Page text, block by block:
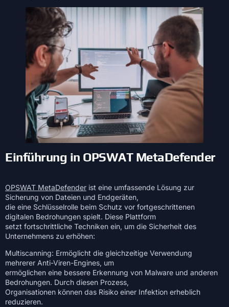
Einführung in OPSWAT MetaDefender
OPSWAT MetaDefender ist eine umfassende Lösung zur
Sicherung von Dateien und Endgeräten,
die eine Schlüsselrolle beim Schutz vor fortgeschrittenen
digitalen Bedrohungen spielt. Diese Plattform
setzt fortschrittliche Techniken ein, um die Sicherheit des
Unternehmens zu erhöhen:
Multiscanning: Ermöglicht die gleichzeitige Verwendung
mehrerer Anti-Viren-Engines, um
ermöglichen eine bessere Erkennung von Malware und anderen
Bedrohungen. Durch diesen Prozess,
Organisationen können das Risiko einer Infektion erheblich
reduzieren.